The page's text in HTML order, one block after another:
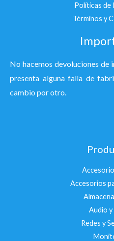
Políticas de
Términos y
No hacemos devoluciones
presenta alguna falla de
cambio por otro.
Accesorios
Audio y
Redes y